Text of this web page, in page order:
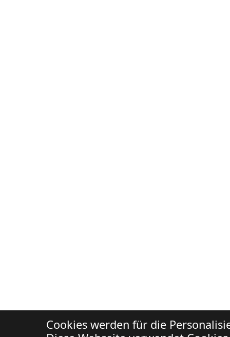
Cookies werden für die